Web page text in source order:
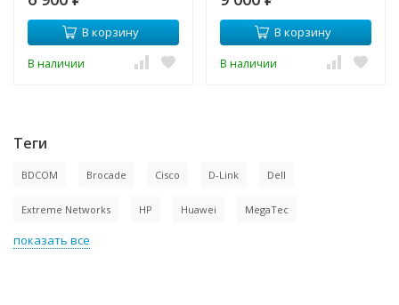
В корзину
В наличии
В корзину
В наличии
Теги
BDCOM Brocade Cisco D-Link Dell
Extreme Networks HP Huawei MegaTec
показать все